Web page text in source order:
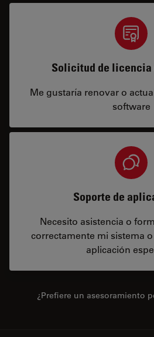
Solicitud de licencia
Me gustaría renovar o
software
Soporte de
Necesito asistencia o
correctamente mi sistema
aplicación
¿Prefiere un asesoramiento